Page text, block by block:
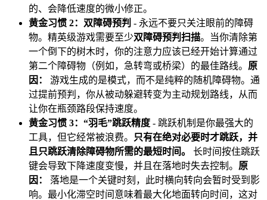
的、会降低速度的微小修正。
黄金习惯 2：双障碍预判 - 永远不要只关注眼前的障碍
物。精英级游戏需要至少双障碍预判扫描。当你清除第
一个倒下的树木时，你的注意力应该已经开始计算通过
第二个障碍物（例如，急转弯或桥梁）的最佳路线。 原
因：
游戏生成的是模式，而不是纯粹的随机障碍物。通
过提前预判，你从被动躲避转变为主动规划路线，从而
让你在瓶颈路段保持速度。
黄金习惯 3：“羽毛”跳跃精度 - 跳跃机制是你最强大的
工具，但它经常被浪费。
只有在绝对必要时才跳跃，并
且只跳跃清除障碍物所需的最短时间。
长时间按住跳跃
键会导致下降速度变慢，并且在落地时失去控制。 原
因：
落地是一个关键时刻，此时横向转向会暂时受到影
响。最小化滞空时间意味着最大化地面转向时间，这对